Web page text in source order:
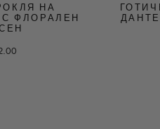
НА
ФЛОРАЛЕН